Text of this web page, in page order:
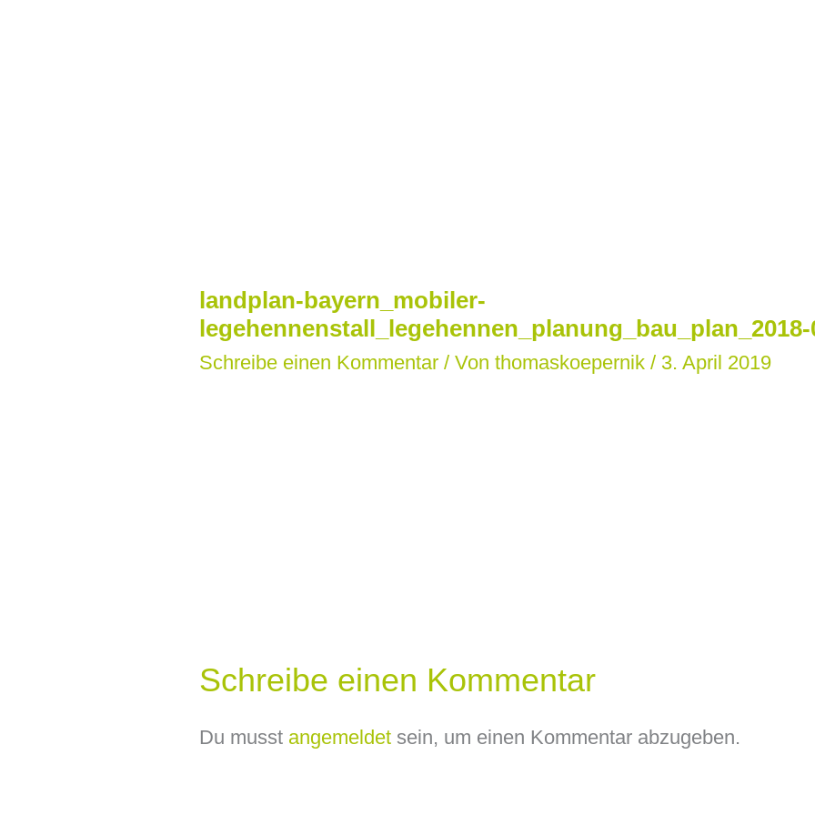
landplan-bayern_mobiler-
legehennenstall_legehennen_planung_bau_plan_2018-
Schreibe einen Kommentar / Von thomaskoepernik / 3. April 2019
Schreibe einen Kommentar
Du musst angemeldetsein, um einen Kommentar abzugeben.